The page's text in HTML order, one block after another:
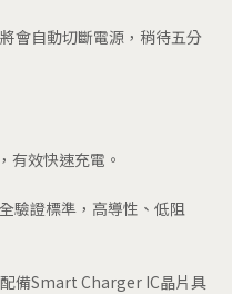
會自動切斷電源，稍待五分
有效快速充電。
驗證標準，高導性、低阻
備Smart Charger IC晶片具